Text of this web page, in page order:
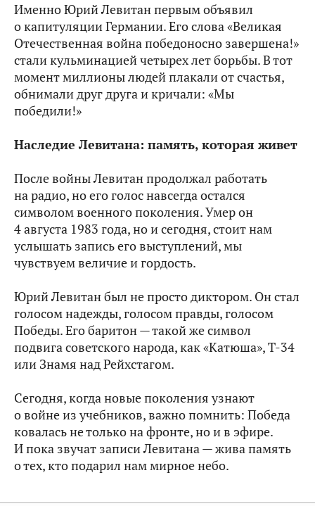
Именно Юрий Левитан первым объявил
о капитуляции Германии. Его слова «Великая
Отечественная война победоносно завершена!»
стали кульминацией четырех лет борьбы. В тот
момент миллионы людей плакали от счастья,
обнимали друг друга и кричали: «Мы
победили!»
Наследие Левитана: память, которая живет
После войны Левитан продолжал работать
на радио, но его голос навсегда остался
символом военного поколения. Умер он
4 августа 1983 года, но и сегодня, стоит нам
услышать запись его выступлений, мы
чувствуем величие и гордость.
Юрий Левитан был не просто диктором. Он стал
голосом надежды, голосом правды, голосом
Победы. Его баритон — такой же символ
подвига советского народа, как «Катюша», Т-34
или Знамя над Рейхстагом.
Сегодня, когда новые поколения узнают
о войне из учебников, важно помнить: Победа
ковалась не только на фронте, но и в эфире.
И пока звучат записи Левитана — жива память
о тех, кто подарил нам мирное небо.